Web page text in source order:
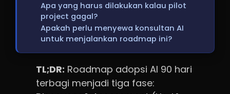
Apa yang harus dilakukan kalau pilot
project gagal?
Apakah perlu menyewa konsultan AI
untuk menjalankan roadmap ini?
TL;DR: Roadmap adopsi AI 90 hari
terbagi menjadi tiga fase: